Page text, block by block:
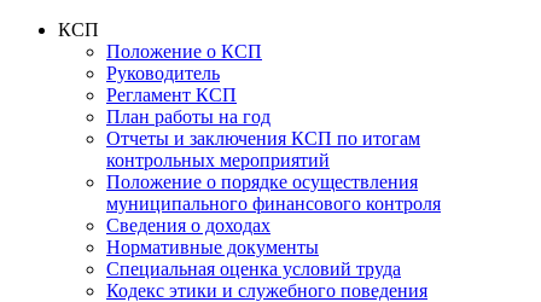
КСП
Положение о КСП
Руководитель
Регламент КСП
План работы на год
Отчеты и заключения КСП по итогам
контрольных мероприятий
Положение о порядке осуществления
муниципального финансового контроля
Сведения о доходах
Нормативные документы
Специальная оценка условий труда
Кодекс этики и служебного поведения